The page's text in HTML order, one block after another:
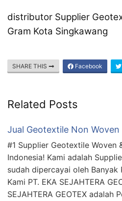
distributor Supplier
Gram Kota Singkawang
SHARE THIS Facebook
Related Posts
Jual Geotextile Non Woven
#1 Supplier Geotextile Woven
Indonesia! Kami adalah
sudah dipercayai oleh Banyak
Kami PT. EKA SEJAHTERA
SEJAHTERA GEOTEX adalah